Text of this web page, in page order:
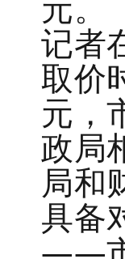
记者
取价
元，
政局
局和
具备